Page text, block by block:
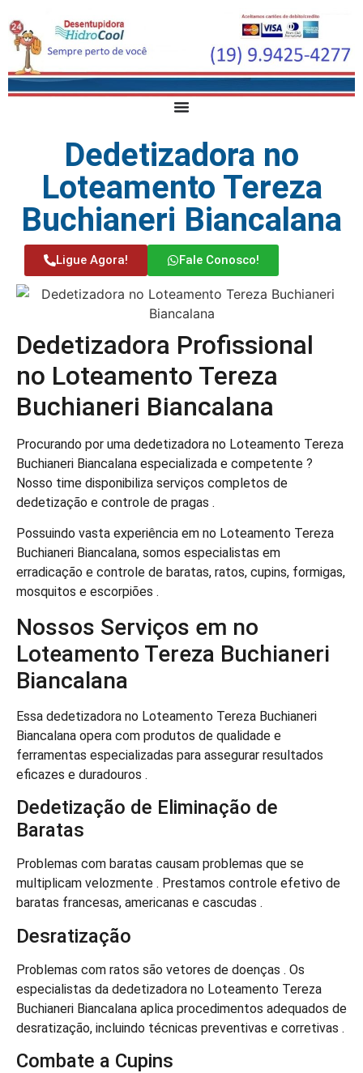
Dedetizadora no
Loteamento Tereza
Buchianeri Biancalana
Ligue Agora! Fale Conosco!
Dedetizadora Profissional
no Loteamento Tereza
Buchianeri Biancalana
Procurando por uma dedetizadora no Loteamento Tereza
Buchianeri Biancalana especializada e competente ?
Nosso time disponibiliza serviços completos de
dedetização e controle de pragas .
Possuindo vasta experiência em no Loteamento Tereza
Buchianeri Biancalana, somos especialistas em
erradicação e controle de baratas, ratos, cupins, formigas,
mosquitos e escorpiões .
Nossos Serviços em no
Loteamento Tereza Buchianeri
Biancalana
Essa dedetizadora no Loteamento Tereza Buchianeri
Biancalana opera com produtos de qualidade e
ferramentas especializadas para assegurar resultados
eficazes e duradouros .
Dedetização de Eliminação de
Baratas
Problemas com baratas causam problemas que se
multiplicam velozmente . Prestamos controle efetivo de
baratas francesas, americanas e cascudas .
Desratização
Problemas com ratos são vetores de doenças . Os
especialistas da dedetizadora no Loteamento Tereza
Buchianeri Biancalana aplica procedimentos adequados de
desratização, incluindo técnicas preventivas e corretivas .
Combate a Cupins